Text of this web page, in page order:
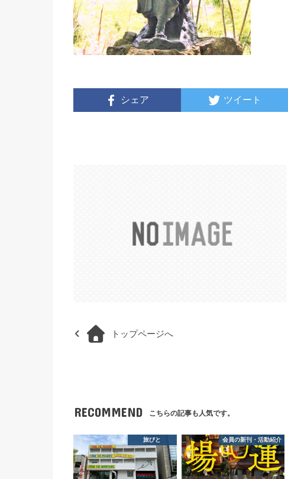
シェア ツイート
トップページへ
RECOMMEND こちらの記事も人気です。
旅びと 会員の新刊・活動紹介